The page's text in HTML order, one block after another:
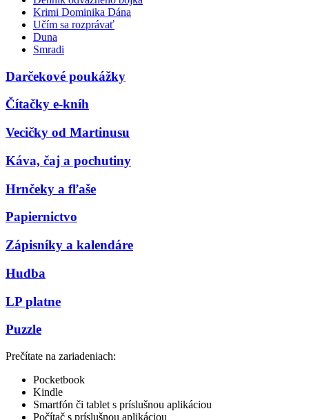
Krimi Dominika Dána
Učím sa rozprávať
Duna
Smradi
Darčekové poukážky
Čítačky e-kníh
Vecičky od Martinusu
Káva, čaj a pochutiny
Hrnčeky a fľaše
Papiernictvo
Zápisníky a kalendáre
Hudba
LP platne
Puzzle
Prečítate na zariadeniach:
Pocketbook
Kindle
Smartfón či tablet s príslušnou aplikáciou
Počítač s príslušnou aplikáciou